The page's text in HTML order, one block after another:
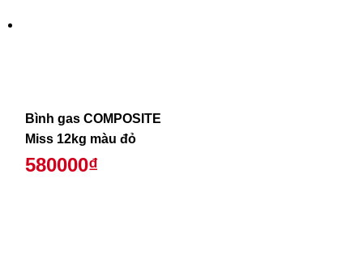
Bình gas COMPOSITE
Miss 12kg màu đỏ
580000₫